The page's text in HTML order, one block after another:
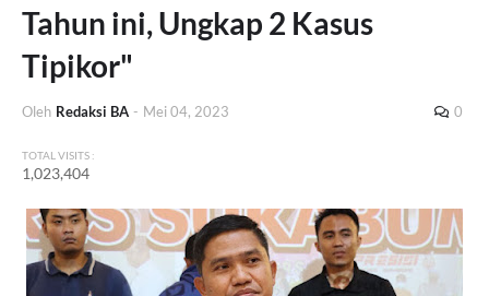
Tahun ini, Ungkap 2 Kasus
Tipikor"
Oleh Redaksi BA - Mei 04, 2023 0
TOTAL VISITS :
1,023,404